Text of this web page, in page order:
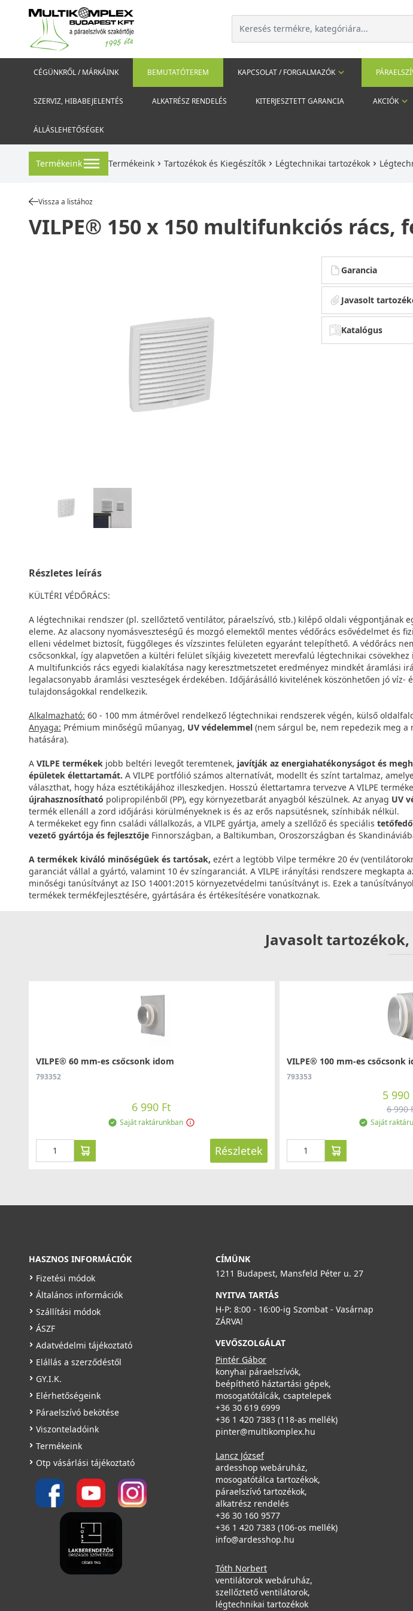
CÉGÜNKRŐL / MÁRKÁINK BEMUTATÓTEREM KAPCSOLAT / FORGALMAZÓK
SZERVIZ, HIBABEJELENTÉS ALKATRÉSZ RENDELÉS KITERJESZTETT GARANCIA AKCIÓK
ÁLLÁSLEHETŐSÉGEK
Termékeink Termékeink Tartozékok és Kiegészítők Légtechnikai tartozékok
Vissza a listához
VILPE® 150 x 150 multifunkciós rács,
Garancia
Javasolt
Katalógus
Részletes leírás
KÜLTÉRI VÉDŐRÁCS:
A légtechnikai rendszer (pl. szellőztető ventilátor, páraelszívó, stb.) kilépő oldali végpontjának
eleme. Az alacsony nyomásveszteségű és mozgó elemektől mentes védőrács esővédelmet és
elleni védelmet biztosít, függőleges és vízszintes felületen egyaránt telepíthető. A védőrács
csőcsonkkal, így alapvetően a kültéri felület síkjáig kivezetett merevfalú légtechnikai csövekhez
A multifunkciós rács egyedi kialakítása nagy keresztmetszetet eredményez mindkét áramlási
legalacsonyabb áramlási veszteségek érdekében. Időjárásálló kivitelének köszönhetően jó víz-
tulajdonságokkal rendelkezik.
Alkalmazható: 60 - 100 mm átmérővel rendelkező légtechnikai rendszerek végén, külső
Anyaga: Prémium minőségű műanyag, UV védelemmel (nem sárgul be, nem repedezik meg a
hatására).
A VILPE termékek jobb beltéri levegőt teremtenek, javítják az energiahatékonyságot és
épületek élettartamát. A VILPE portfólió számos alternatívát, modellt és színt tartalmaz,
választhat, hogy háza esztétikájához illeszkedjen. Hosszú élettartamra tervezve A VILPE
újrahasznosítható polipropilénből (PP), egy környezetbarát anyagból készülnek. Az anyag UV
termék ellenáll a zord időjárási körülményeknek is és az erős napsütésnek, színhibák nélkül.
A termékeket egy finn családi vállalkozás, a VILPE gyártja, amely a szellőző és speciális
vezető gyártója és fejlesztője Finnországban, a Baltikumban, Oroszországban és
A termékek kiváló minőségűek és tartósak, ezért a legtöbb Vilpe termékre 20 év
garanciát vállal a gyártó, valamint 10 év színgaranciát. A VILPE irányítási rendszere megkapta
minőségi tanúsítványt az ISO 14001:2015 környezetvédelmi tanúsítványt is. Ezek a
termékek termékfejlesztésére, gyártására és értékesítésére vonatkoznak.
Javasolt
VILPE® 60 mm-es csőcsonk idom
793352
6 990 Ft
Saját raktárunkban
Részletek
VILPE® 100 mm-es csőcsonk
793353
5 990
6 990
Saját
HASZNOS INFORMÁCIÓK
Fizetési módok
Általános információk
Szállítási módok
ÁSZF
Adatvédelmi tájékoztató
Elállás a szerződéstől
GY.I.K.
Elérhetőségeink
Páraelszívó bekötése
Viszonteladóink
Termékeink
Otp vásárlási tájékoztató
CÍMÜNK
1211 Budapest, Mansfeld Péter u. 27
NYITVA TARTÁS
H-P: 8:00 - 16:00-ig Szombat - Vasárnap
ZÁRVA!
VEVŐSZOLGÁLAT
Pintér Gábor
konyhai páraelszívók,
beépíthető háztartási gépek,
mosogatótálcák, csaptelepek
+36 30 619 6999
+36 1 420 7383 (118-as mellék)
pinter@multikomplex.hu
Lancz József
ardesshop webáruház,
mosogatótálca tartozékok,
páraelszívó tartozékok,
alkatrész rendelés
+36 30 160 9577
+36 1 420 7383 (106-os mellék)
info@ardesshop.hu
Tóth Norbert
ventilátorok webáruház,
szellőztető ventilátorok,
légtechnikai tartozékok